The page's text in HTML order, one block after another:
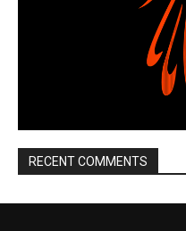
RECENT COMMENTS